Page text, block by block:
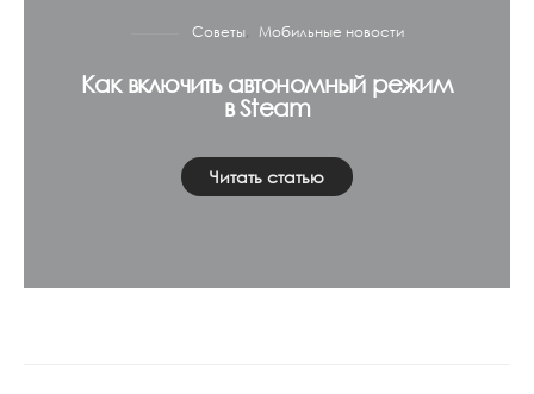
Советы Мобильные новости
Как включить автономный режим
в Steam
Читать статью